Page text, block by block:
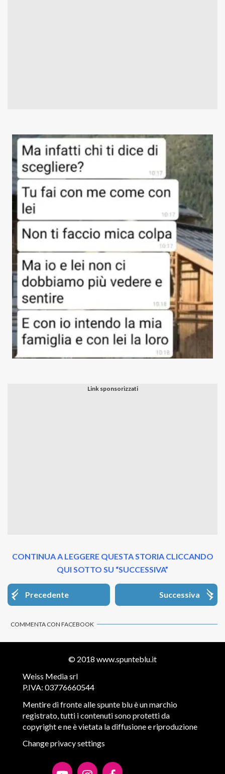
CONTINUA A LEGGERE QUESTA STORIA CLICCANDO
QUI SOTTO SU “SUCCESSIVA”
Precedente Successiva
COMMENTA CON FACEBOOK
© 2018 www.spunteblu.it
Weiss Media srl
P.IVA: 03776660544
Mentire di fronte alle spunte blu è un marchio
registrato, tutti i contenuti sono protetti da
copyright e ne è vietata la diffusione e riproduzione
Change privacy settings